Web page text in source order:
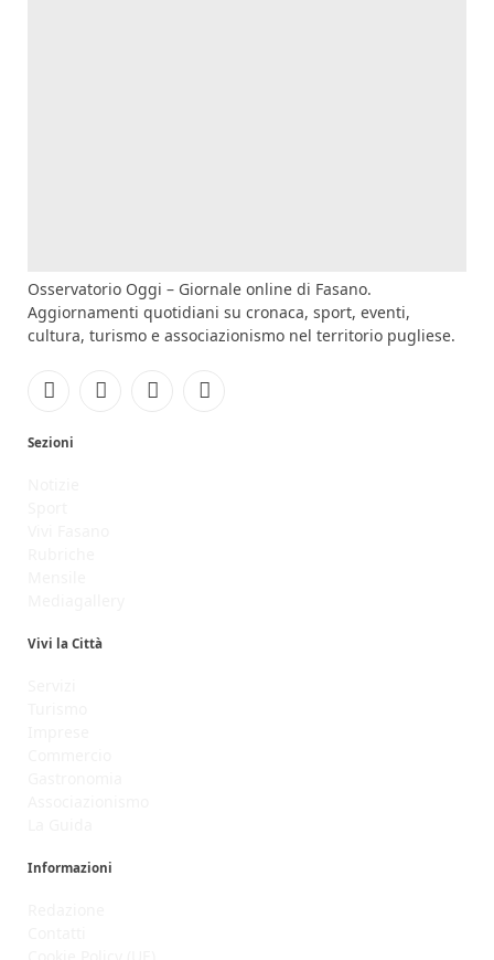
Osservatorio Oggi – Giornale online di Fasano.
Aggiornamenti quotidiani su cronaca, sport, eventi,
cultura, turismo e associazionismo nel territorio pugliese.
FacebookInstagramYouTubeRSS
Sezioni
Vivi la Città
Informazioni